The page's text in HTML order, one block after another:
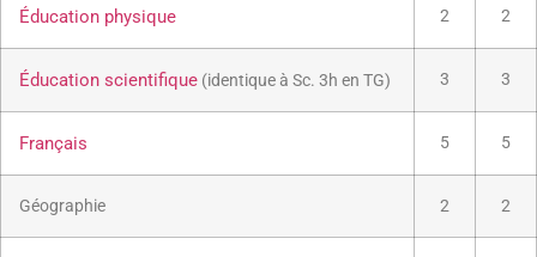
Éducation physique 2 2
Éducation scientifique (identique à Sc. 3h en TG) 3 3
Français 5 5
Géographie 2 2